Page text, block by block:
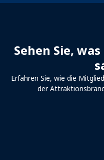
Sehen Sie,
Erfahren Sie, wie die
der